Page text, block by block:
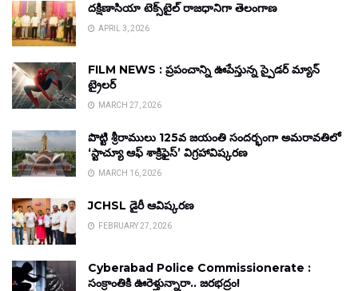
దక్షిణాసియా టెక్స్‌టైల్ రాజధానిగా తెలంగాణ
APRIL 3, 2026
FILM NEWS : ప్రపంచాన్ని ఊపేస్తున్న స్పైడర్ మ్యాన్
ట్రైలర్
MARCH 27, 2026
పొట్టి శ్రీరాములు 125వ జయంతి సందర్భంగా అమరావతిలో
‘స్టాచ్యూ ఆఫ్ శాక్రిఫైస్’ విగ్రహావిష్కరణ
MARCH 16, 2026
JCHSL డైరీ ఆవిష్కరణ
FEBRUARY 27, 2026
Cyberabad Police Commissionerate :
సంక్రాంతికి ఊరెళ్తున్నారా.. జరభద్రం!